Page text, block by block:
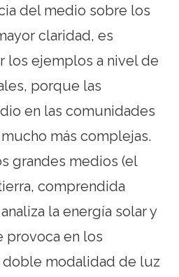
del medio sobre los
claridad, es
los ejemplos a nivel de
porque las
en las comunidades
más complejas.
grandes medios (el
comprendida
la energía solar y
provoca en los
doble modalidad de luz